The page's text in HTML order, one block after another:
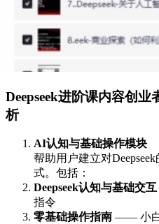
Deepseek进阶课内容创
析
AI认知与基础操作模块
帮助用户建立对
式。包括：
Deepseek认知与基础交互
指令
零基础操作指南 —— 小白